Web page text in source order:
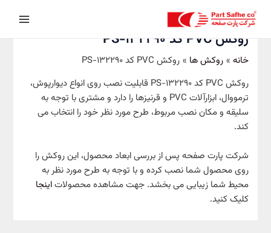
روکش PVC کد PS-132290
خانه روکش ها
روکش PVC کد PS-132290
روکش PVC کد PS-132290 قابلیت نصب روی انواع دیوارپوش،
ترمووال، ابزارآلات PVC و قرنیزها را دارد و مشتری با توجه به
سلیقه و مکان نصب مربوط، طرح مورد نظر خود را انتخاب می
کند.
شرکت پارت صفحه پس از بررسی ابعاد محصول، این روکش را
روی محصول شما نصب کرده و با توجه به طرح مورد نظر به
محیط شما زیبایی می بخشد. جهت مشاهده محصولاتاینجا
کلیک کنید.
نوشته